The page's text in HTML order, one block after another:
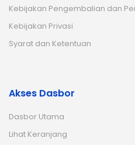
Kebijakan Pengembalian dan
Kebijakan Privasi
Syarat dan Ketentuan
Akses Dasbor
Dasbor Utama
Lihat Keranjang